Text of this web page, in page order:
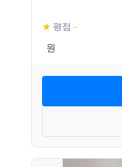
★ 평점 –